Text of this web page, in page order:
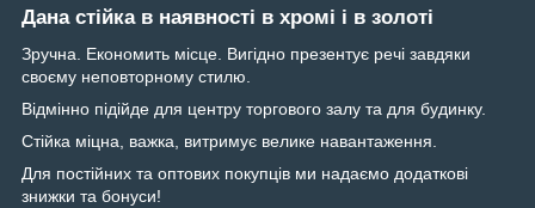
Дана стійка в наявності в хромі і в золоті
Зручна. Економить місце. Вигідно презентує речі завдяки
своєму неповторному стилю.
Відмінно підійде для центру торгового залу та для будинку.
Стійка міцна, важка, витримує велике навантаження.
Для постійних та оптових покупців ми надаємо додаткові
знижки та бонуси!